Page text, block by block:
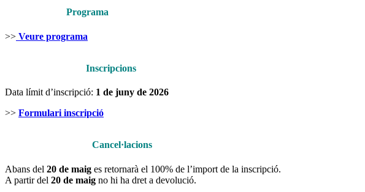
Programa
>> Veure programa
Inscripcions
Data límit d’inscripció: 1 de juny de 2026
>> Formulari inscripció
Cancel·lacions
Abans del 20 de maig es retornarà el 100% de l’import de la inscripció.
A partir del 20 de maig no hi ha dret a devolució.